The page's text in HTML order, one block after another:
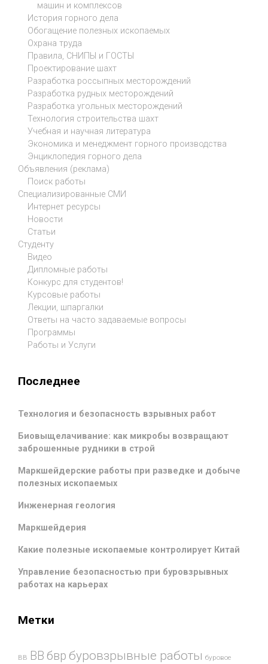
машин и комплексов
История горного дела
Обогащение полезных ископаемых
Охрана труда
Правила, СНИПЫ и ГОСТЫ
Проектирование шахт
Разработка россыпных месторождений
Разработка рудных месторождений
Разработка угольных месторождений
Технология строительства шахт
Учебная и научная литература
Экономика и менеджмент горного производства
Энциклопедия горного дела
Объявления (реклама)
Поиск работы
Специализированные СМИ
Интернет ресурсы
Новости
Статьи
Студенту
Видео
Дипломные работы
Конкурс для студентов!
Курсовые работы
Лекции, шпаргалки
Ответы на часто задаваемые вопросы
Программы
Работы и Услуги
Последнее
Технология и безопасность взрывных работ
Биовыщелачивание: как микробы возвращают
заброшенные рудники в строй
Маркшейдерские работы при разведке и добыче
полезных ископаемых
Инженерная геология
Маркшейдерия
Какие полезные ископаемые контролирует Китай
Управление безопасностью при буровзрывных
работах на карьерах
Метки
ВВ ВВ бвр буровзрывные работы буровое